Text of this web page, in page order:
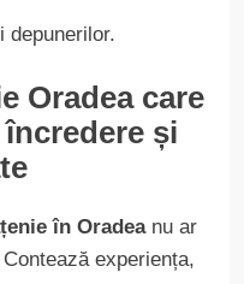
depunerilor.
Oradea care
și
în Oradeanu ar
experiența,